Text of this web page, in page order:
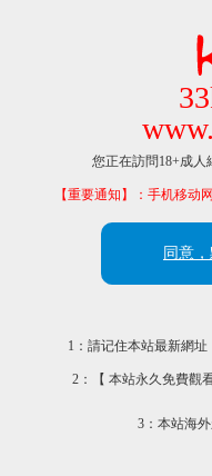
您正在訪問18+成人
【重要通知】：手机移动
同意
1：請记住本站最新網址
2：【 本站永久免費觀
3：本站海